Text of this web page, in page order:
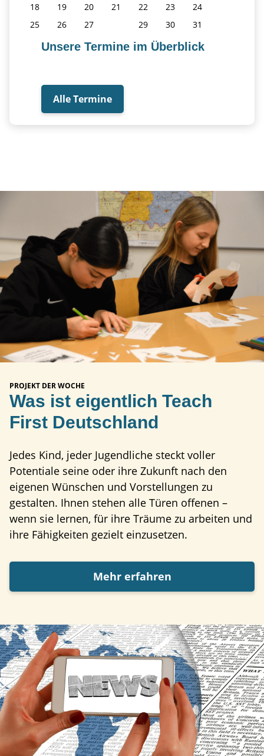
18 19 20 21 22 23
24
25
26 27 29 30 31
Unsere Termine im Überblick
Alle Termine
PROJEKT DER WOCHE
Was ist eigentlich Teach
First Deutschland
Jedes Kind, jeder Jugendliche steckt voller
Potentiale seine oder ihre Zukunft nach den
eigenen Wünschen und Vorstellungen zu
gestalten. Ihnen stehen alle Türen offenen –
wenn sie lernen, für ihre Träume zu arbeiten und
ihre Fähigkeiten gezielt einzusetzen.
Mehr erfahren